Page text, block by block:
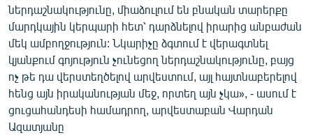
ՏԵՍԱՆՅՈՒԹԵՐ
ԲԱՆԱՎԵՃ
ՁԳՏԵԼՈՎ ԼԱՎԱԳՈՒՅՆԻՆ
ՓՈԴՔԱՍԹ
Հայերեն
ներդաշնակությունը, միաձուլում են բնական տարերքը
մարդկային կերպարի հետ՝ դարձնելով իրարից անբաժան
մեկ ամբողջություն: Նկարիչը ձգտում է վերագտնել
կյանքում գոյություն չունեցող ներդաշնակությունը, բայց
ոչ թե դա վերստեղծելով արվեստում, այլ հայտնաբերելով
հենց այն իրականության մեջ, որտեղ այն չկա», - ասում է
ցուցահանդեսի համադրող, արվեստաբան Վարդան
Ազատյանը